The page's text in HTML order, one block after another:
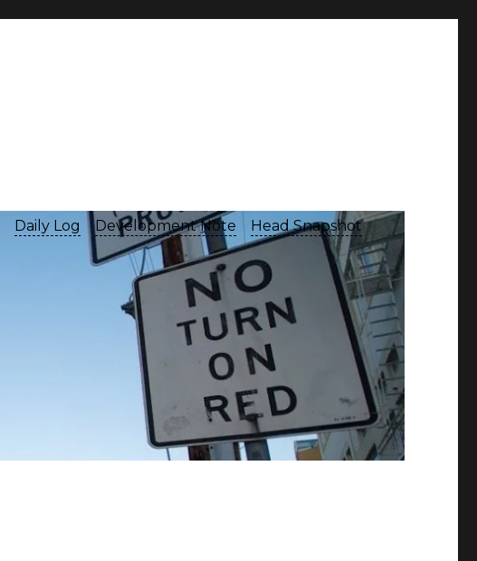
Daily Log Development Note Head Snapshot